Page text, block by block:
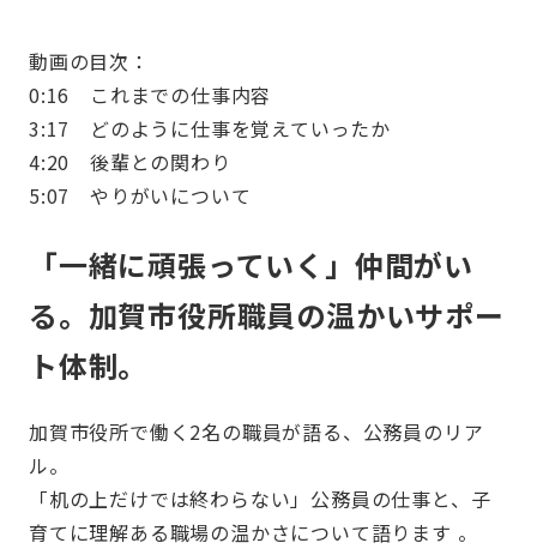
動画の目次：
0:16 これまでの仕事内容
3:17 どのように仕事を覚えていったか
4:20 後輩との関わり
5:07 やりがいについて
「一緒に頑張っていく」仲間がい
る。加賀市役所職員の温かいサポー
ト体制。
加賀市役所で働く2名の職員が語る、公務員のリア
ル。
「机の上だけでは終わらない」公務員の仕事と、子
育てに理解ある職場の温かさについて語ります 。